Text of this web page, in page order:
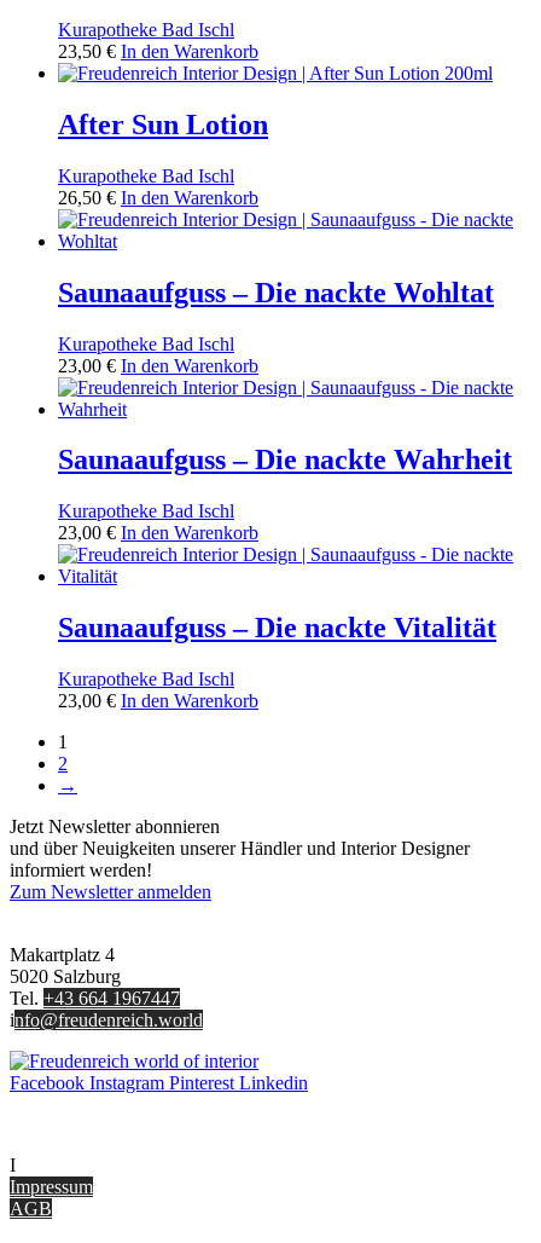
Kurapotheke Bad Ischl
23,50 € In den Warenkorb
After Sun Lotion
Kurapotheke Bad Ischl
26,50 € In den Warenkorb
Saunaaufguss – Die nackte Wohltat
Kurapotheke Bad Ischl
23,00 € In den Warenkorb
Saunaaufguss – Die nackte Wahrheit
Kurapotheke Bad Ischl
23,00 € In den Warenkorb
Saunaaufguss – Die nackte Vitalität
Kurapotheke Bad Ischl
23,00 € In den Warenkorb
1
2
→
Jetzt Newsletter abonnieren
und über Neuigkeiten unserer Händler und Interior Designer
informiert werden!
Zum Newsletter anmelden
Makartplatz 4
5020 Salzburg
Tel. +43 664 1967447
info@freudenreich.world
Facebook Instagram Pinterest Linkedin
I
Impressum
AGB